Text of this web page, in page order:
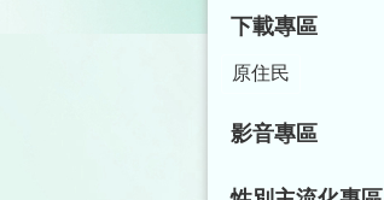
下載專區
原住民
影音專區